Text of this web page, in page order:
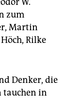
zum
Martin
Rilke
Denker, die
tauchen in